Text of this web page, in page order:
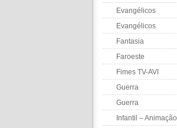
Evangélicos
Evangélicos
Fantasia
Faroeste
Fimes TV-AVI
Guerra
Guerra
Infantil – Animação